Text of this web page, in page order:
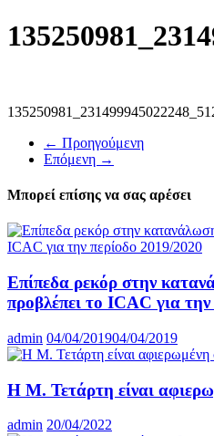
← Προηγούμενη
Επόμενη →
Μπορεί επίσης να σας αρέσει
Επίπεδα ρεκόρ στην
προβλέπει το ICAC για
admin 04/04/201904/04/2019
Η Μ. Τετάρτη είναι
admin 20/04/2022